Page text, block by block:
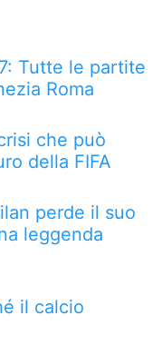
Tutte le partite
Roma
che può
della FIFA
perde il suo
leggenda
il calcio